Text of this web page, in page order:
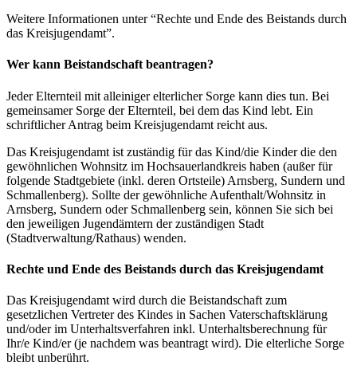
Weitere Informationen unter “Rechte und Ende des Beistands durch
das Kreisjugendamt”.
Wer kann Beistandschaft beantragen?
Jeder Elternteil mit alleiniger elterlicher Sorge kann dies tun. Bei
gemeinsamer Sorge der Elternteil, bei dem das Kind lebt. Ein
schriftlicher Antrag beim Kreisjugendamt reicht aus.
Das Kreisjugendamt ist zuständig für das Kind/die Kinder die den
gewöhnlichen Wohnsitz im Hochsauerlandkreis haben (außer für
folgende Stadtgebiete (inkl. deren Ortsteile) Arnsberg, Sundern und
Schmallenberg). Sollte der gewöhnliche Aufenthalt/Wohnsitz in
Arnsberg, Sundern oder Schmallenberg sein, können Sie sich bei
den jeweiligen Jugendämtern der zuständigen Stadt
(Stadtverwaltung/Rathaus) wenden.
Rechte und Ende des Beistands durch das Kreisjugendamt
Das Kreisjugendamt wird durch die Beistandschaft zum
gesetzlichen Vertreter des Kindes in Sachen Vaterschaftsklärung
und/oder im Unterhaltsverfahren inkl. Unterhaltsberechnung für
Ihr/e Kind/er (je nachdem was beantragt wird). Die elterliche Sorge
bleibt unberührt.